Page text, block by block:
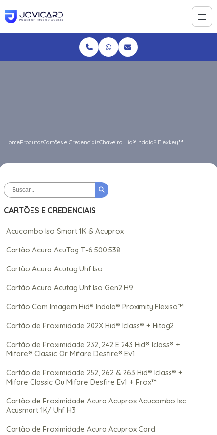
HomeProdutosCartões e CredenciaisChaveiro Hid® Indala® Flexkey™
CARTÕES E CREDENCIAIS
Acucombo Iso Smart 1K & Acuprox
Cartão Acura AcuTag T-6 500.538
Cartão Acura Acutag Uhf Iso
Cartão Acura Acutag Uhf Iso Gen2 H9
Cartão Com Imagem Hid® Indala® Proximity Flexiso™
Cartão de Proximidade 202X Hid® Iclass® + Hitag2
Cartão de Proximidade 232, 242 E 243 Hid® Iclass® +
Mifare® Classic Or Mifare Desfire® Ev1
Cartão de Proximidade 252, 262 & 263 Hid® Iclass® +
Mifare Classic Ou Mifare Desfire Ev1 + Prox™
Cartão de Proximidade Acura Acuprox Acucombo Iso
Acusmart 1K/ Uhf H3
Cartão de Proximidade Acura Acuprox Card